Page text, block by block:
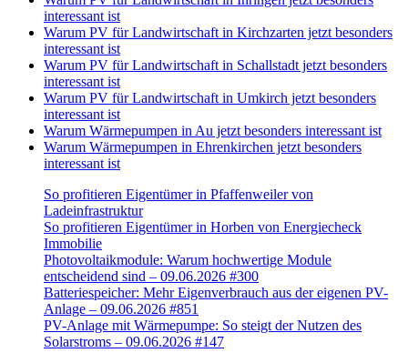
interessant ist
Warum PV für Landwirtschaft in Kirchzarten jetzt besonders
interessant ist
Warum PV für Landwirtschaft in Schallstadt jetzt besonders
interessant ist
Warum PV für Landwirtschaft in Umkirch jetzt besonders
interessant ist
Warum Wärmepumpen in Au jetzt besonders interessant ist
Warum Wärmepumpen in Ehrenkirchen jetzt besonders
interessant ist
So profitieren Eigentümer in Pfaffenweiler von
Ladeinfrastruktur
So profitieren Eigentümer in Horben von Energiecheck
Immobilie
Photovoltaikmodule: Warum hochwertige Module
entscheidend sind – 09.06.2026 #300
Batteriespeicher: Mehr Eigenverbrauch aus der eigenen PV-
Anlage – 09.06.2026 #851
PV-Anlage mit Wärmepumpe: So steigt der Nutzen des
Solarstroms – 09.06.2026 #147